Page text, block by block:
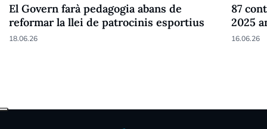
El Govern farà pedagogia abans de
reformar la llei de patrocinis esportius
18.06.26
87
2025
16.06.26